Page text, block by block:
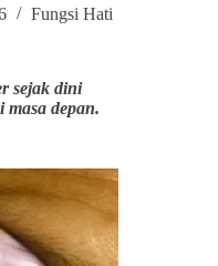
Fungsi Hati
sejak dini
masa depan.